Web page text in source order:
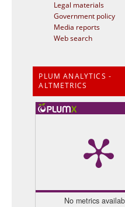
Legal materials
Government policy
Media reports
Web search
PLUM ANALYTICS -
ALTMETRICS
No metrics